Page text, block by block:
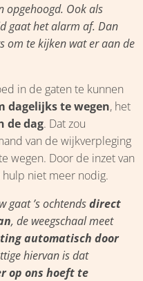
opgehoogd. Ook als
gaat het alarm af. Dan
om te kijken wat er aan de
in de gaten te kunnen
dagelijks te wegen, het
de dag. Dat zou
van de wijkverpleging
wegen. Door de inzet van
hulp niet meer nodig.
gaat ’s ochtendsdirect
, de weegschaal meet
automatisch door
hiervan is dat
op ons hoeft te